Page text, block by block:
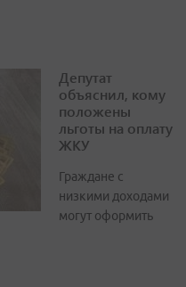
Депутат
объяснил, кому
положены
льготы на оплату
ЖКУ
Граждане с
низкими доходами
могут оформить